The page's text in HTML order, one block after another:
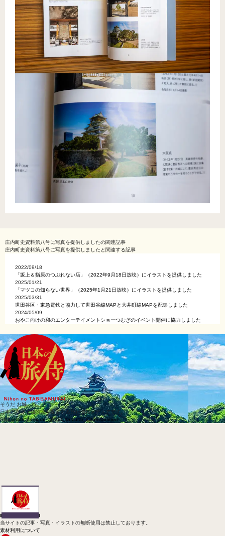
庄内町史資料第八号に写真を提供しましたの関連記事
庄内町史資料第八号に写真を提供しましたと関連する記事
2022/09/18
「坂上＆指原のつぶれない店」（2022年9月18日放映）にイラストを提供しました
2025/01/21
「マツコの知らない世界」（2025年1月21日放映）にイラストを提供しました
2025/03/31
世田谷区・東急電鉄と協力して世田谷線MAPと大井町線MAPを配架しました
2024/05/09
おやこ向けの和のエンターテイメントショーつむぎのイベント開催に協力しました
そうだ お城、行こう
日本の旅侍は知的城を提案する旅行情報メディアです。
SNS@tabi_samurai_@tabi_samurai_@tabisamurai
当サイトの記事・写真・イラストの無断使用は禁止しております。
素材利用について